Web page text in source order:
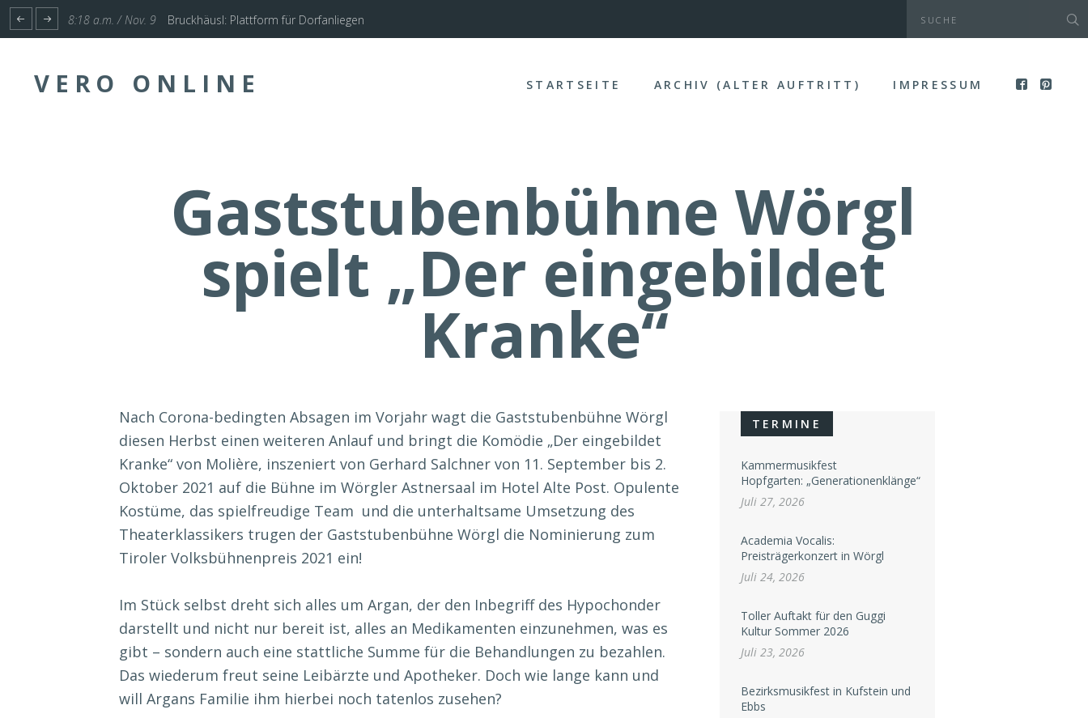
1:17 p.m. / Nov. 4 Start für Planung Hochwasserschutz Unterinntal
VERO ONLINE STARTSEITE ARCHIV (ALTER AUFTRITT) IMPRESSUM
Gaststubenbühne Wörgl
spielt „Der eingebildet
Kranke“
Nach Corona-bedingten Absagen im Vorjahr wagt die Gaststubenbühne Wörgl
diesen Herbst einen weiteren Anlauf und bringt die Komödie „Der eingebildet
Kranke“ von Molière, inszeniert von Gerhard Salchner von 11. September bis 2.
Oktober 2021 auf die Bühne im Wörgler Astnersaal im Hotel Alte Post. Opulente
Kostüme, das spielfreudige Team und die unterhaltsame Umsetzung des
Theaterklassikers trugen der Gaststubenbühne Wörgl die Nominierung zum
Tiroler Volksbühnenpreis 2021 ein!
Im Stück selbst dreht sich alles um Argan, der den Inbegriff des Hypochonder
darstellt und nicht nur bereit ist, alles an Medikamenten einzunehmen, was es
gibt – sondern auch eine stattliche Summe für die Behandlungen zu bezahlen.
Das wiederum freut seine Leibärzte und Apotheker. Doch wie lange kann und
will Argans Familie ihm hierbei noch tatenlos zusehen?
TERMINE
Kammermusikfest
Hopfgarten: „Generationenklänge“
Juli 27, 2026
Academia Vocalis:
Preisträgerkonzert in Wörgl
Juli 24, 2026
Toller Auftakt für den Guggi
Kultur Sommer 2026
Juli 23, 2026
Bezirksmusikfest in Kufstein und
Ebbs